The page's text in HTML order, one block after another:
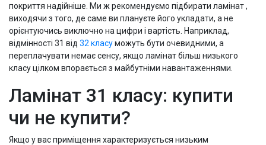
покриття надійніше. Ми ж рекомендуємо підбирати ламінат ,
виходячи з того, де саме ви плануєте його укладати, а не
орієнтуючись виключно на цифри і вартість. Наприклад,
відмінності 31 від 32 класуможуть бути очевидними, а
переплачувати немає сенсу, якщо ламінат більш низького
класу цілком впорається з майбутніми навантаженнями.
Ламінат 31 класу: купити
чи не купити?
Якщо у вас приміщення характеризується низьким